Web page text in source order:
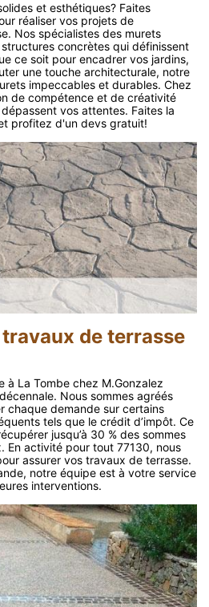
et esthétiques? Faites
réaliser vos projets de
Nos spécialistes des murets
concrètes qui définissent
ce soit pour encadrer vos jardins,
une touche architecturale, notre
impeccables et durables. Chez
de compétence et de créativité
vos attentes. Faites la
profitez d'un devs gratuit!
de terrasse
à La Tombe chez M.Gonzalez
Nous sommes agréés
chaque demande sur certains
tels que le crédit d’impôt. Ce
jusqu’à 30 % des sommes
En activité pour tout 77130, nous
assurer vos travaux de terrasse.
notre équipe est à votre service
interventions.